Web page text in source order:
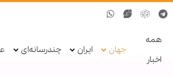
همه
اخبار
جهان ایران چندرسانه‌ای